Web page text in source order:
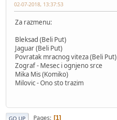
02-07-2018, 13:37:53
Za razmenu:
Bleksad (Beli Put)
Jaguar (Beli Put)
Povratak mracnog viteza (Beli Put)
Zograf - Mesec i ognjeno srce
Mika Mis (Komiko)
Milovic - Ono sto trazim
GO UP Pages 1